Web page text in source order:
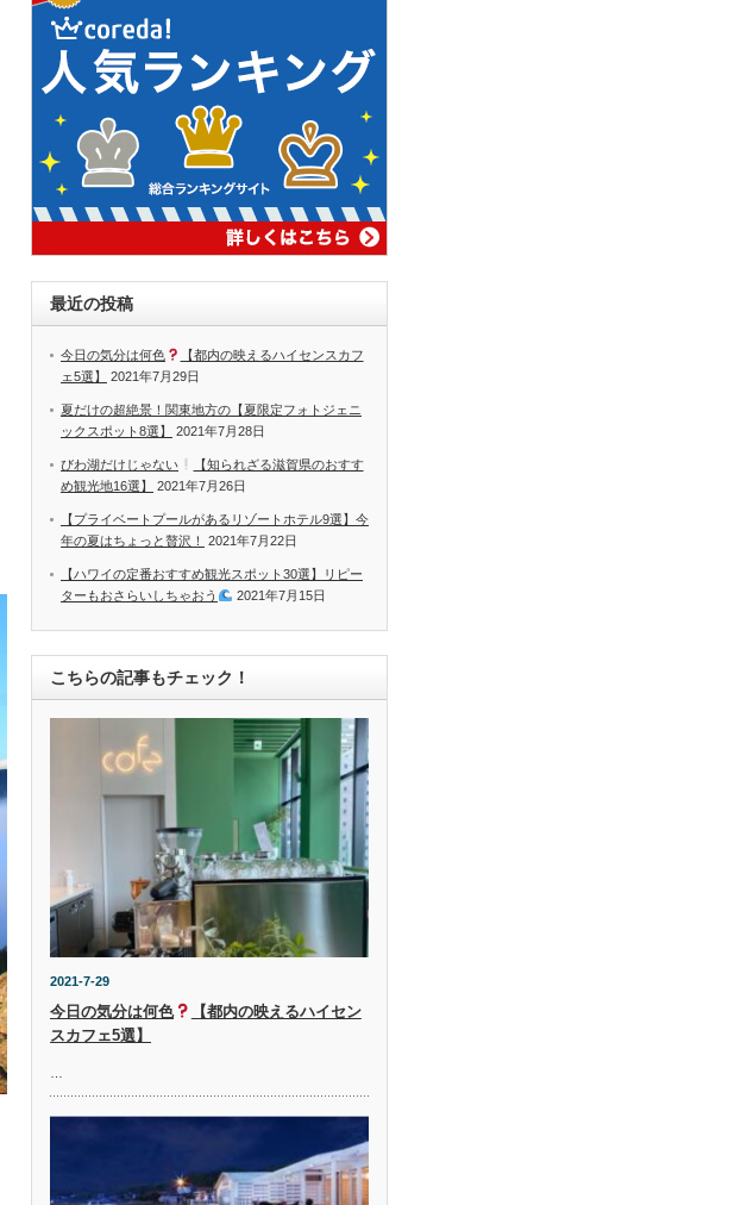
最近の投稿
今日の気分は何色
【都内の映えるハイセンスカフ
ェ5選】
2021年7月29日
夏だけの超絶景！関東地方の【夏限定フォトジェニ
ックスポット8選】
2021年7月28日
びわ湖だけじゃない
【知られざる滋賀県のおすす
め観光地16選】
2021年7月26日
【プライベートプールがあるリゾートホテル9選】今
年の夏はちょっと贅沢！
2021年7月22日
【ハワイの定番おすすめ観光スポット30選】リピー
ターもおさらいしちゃおう
2021年7月15日
こちらの記事もチェック！
2021-7-29
今日の気分は何色
【都内の映えるハイセン
スカフェ5選】